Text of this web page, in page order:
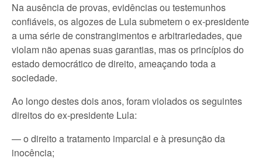
Na ausência de provas, evidências ou testemunhos
confiáveis, os algozes de Lula submetem o ex-presidente
a uma série de constrangimentos e arbitrariedades, que
violam não apenas suas garantias, mas os princípios do
estado democrático de direito, ameaçando toda a
sociedade.
Ao longo destes dois anos, foram violados os seguintes
direitos do ex-presidente Lula:
— o direito a tratamento imparcial e à presunção da
inocência;